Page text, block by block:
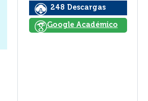
248 Descargas
Google Académico